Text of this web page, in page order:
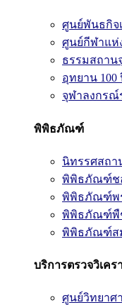
ศูนย์พันธกิจ
ศูนย์กีฬาแห่
ธรรมสถาน
อุทยาน 100
จุฬาลงกรณ์
พิพิธภัณฑ์
นิทรรศสถา
พิพิธภัณฑ์ช
พิพิธภัณฑ์พ
พิพิธภัณฑ์พื
พิพิธภัณฑ์ส
บริการตรวจวิเค
ศูนย์วิทยาศ